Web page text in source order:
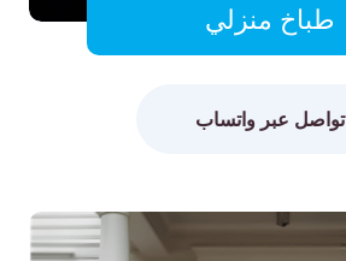
طباخ منزلي
تواصل عبر واتساب